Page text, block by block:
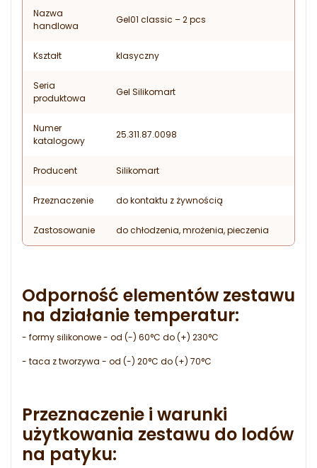
Nazwa
handlowa
Gel01 classic – 2 pcs
Kształt klasyczny
Seria
produktowa
Gel Silikomart
Numer
katalogowy
25.311.87.0098
Producent Silikomart
Przeznaczenie do kontaktu z żywnością
Zastosowanie do chłodzenia, mrożenia, pieczenia
Odporność elementów zestawu
na działanie temperatur:
- formy silikonowe - od (-) 60°C do (+) 230°C
- taca z tworzywa - od (-) 20°C do (+) 70°C
Przeznaczenie i warunki
użytkowania zestawu do lodów
na patyku: